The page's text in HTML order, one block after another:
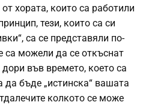
хората, които са работили
тези, които са си
са се представяли по-
са можели да се откъснат
във времето, което са
да бъде „истинска“ вашата
колкото се може